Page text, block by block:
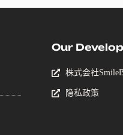
Our
株式会社
隐私政策